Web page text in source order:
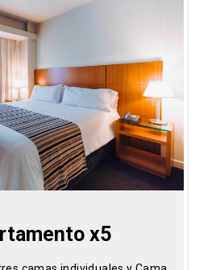
x5